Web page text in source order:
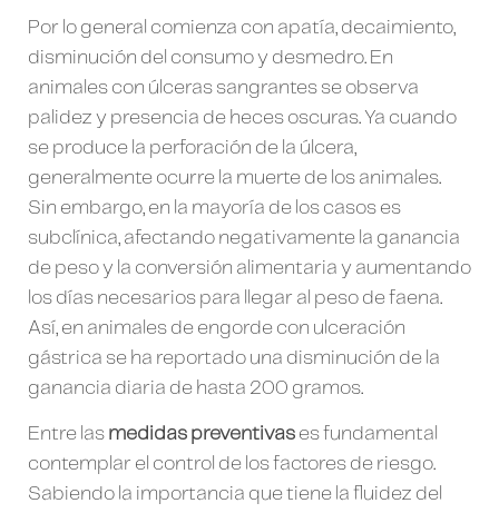
Por lo general comienza con apatía, decaimiento,
disminución del consumo y desmedro. En
animales con úlceras sangrantes se observa
palidez y presencia de heces oscuras. Ya cuando
se produce la perforación de la úlcera,
generalmente ocurre la muerte de los animales.
Sin embargo, en la mayoría de los casos es
subclínica, afectando negativamente la ganancia
de peso y la conversión alimentaria y aumentando
los días necesarios para llegar al peso de faena.
Así, en animales de engorde con ulceración
gástrica se ha reportado una disminución de la
ganancia diaria de hasta 200 gramos.
Entre las medidas preventivas es fundamental
contemplar el control de los factores de riesgo.
Sabiendo la importancia que tiene la fluidez del